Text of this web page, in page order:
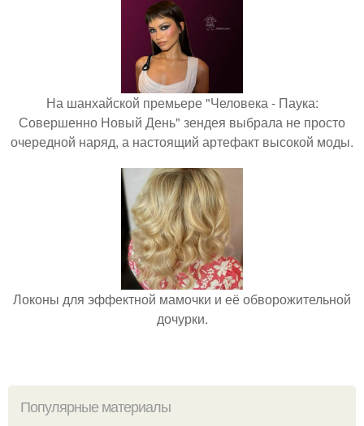
На шанхайской премьере "Человека - Паука:
Совершенно Новый День" зендея выбрала не просто
очередной наряд, а настоящий артефакт высокой моды.
Локоны для эффектной мамочки и её обворожительной
дочурки.
Популярные материалы